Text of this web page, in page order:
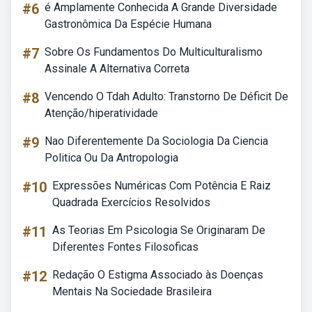
#6 é Amplamente Conhecida A Grande Diversidade
Gastronômica Da Espécie Humana
#7 Sobre Os Fundamentos Do Multiculturalismo
Assinale A Alternativa Correta
#8 Vencendo O Tdah Adulto: Transtorno De Déficit De
Atenção/hiperatividade
#9 Nao Diferentemente Da Sociologia Da Ciencia
Politica Ou Da Antropologia
#10 Expressões Numéricas Com Potência E Raiz
Quadrada Exercícios Resolvidos
#11 As Teorias Em Psicologia Se Originaram De
Diferentes Fontes Filosoficas
#12 Redação O Estigma Associado às Doenças
Mentais Na Sociedade Brasileira